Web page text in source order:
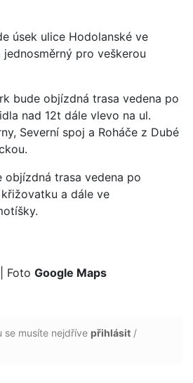
úsek ulice Hodolanské ve
pro veškerou
bude objízdná trasa vedena po
nad 12t dále vlevo na ul.
Severní spoj a Roháče z Dubé
trasa vedena po
a dále ve
| Foto Google Maps
se musíte nejdříve přihlásit /